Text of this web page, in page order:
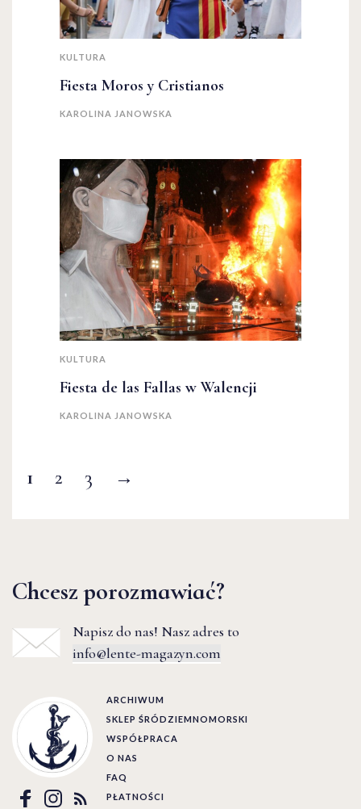
KULTURA
Fiesta Moros y Cristianos
KAROLINA JANOWSKA
KULTURA
Fiesta de las Fallas w Walencji
KAROLINA JANOWSKA
1 2 3 →
Chcesz porozmawiać?
Napisz do nas! Nasz adres to
info@lente-magazyn.com
ARCHIWUM
SKLEP ŚRÓDZIEMNOMORSKI
WSPÓŁPRACA
O NAS
FAQ
PŁATNOŚCI